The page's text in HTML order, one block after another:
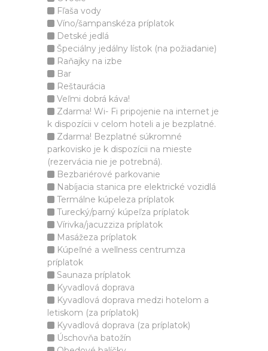
Fľaša vody
Víno/šampanskéza príplatok
Detské jedlá
Špeciálny jedálny lístok (na požiadanie)
Raňajky na izbe
Bar
Reštaurácia
Veľmi dobrá káva!
Zdarma! Wi- Fi pripojenie na internet je
k dispozícii v celom hoteli a je bezplatné.
Zdarma! Bezplatné súkromné
parkovisko je k dispozícii na mieste
(rezervácia nie je potrebná).
Bezbariérové parkovanie
Nabíjacia stanica pre elektrické vozidlá
Termálne kúpeleza príplatok
Turecký/parný kúpeľza príplatok
Vírivka/jacuzziza príplatok
Masážeza príplatok
Kúpeľné a wellness centrumza
príplatok
Saunaza príplatok
Kyvadlová doprava
Kyvadlová doprava medzi hotelom a
letiskom (za príplatok)
Kyvadlová doprava (za príplatok)
Úschovňa batožín